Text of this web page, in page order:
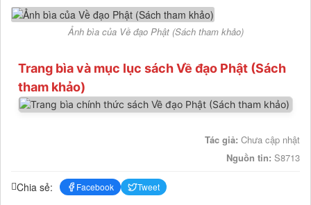
Ảnh bìa của Về đạo Phật (Sách tham khảo)
Trang bìa và mục lục sách Về đạo Phật (Sách
tham khảo)
Tác giả: Chưa cập nhật
Nguồn tin: S8713
Chia sẻ: Facebook Tweet